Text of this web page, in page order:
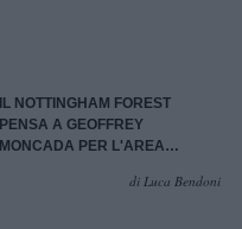
IL NOTTINGHAM FOREST
PENSA A GEOFFREY
MONCADA PER L'AREA
di Luca Bendoni